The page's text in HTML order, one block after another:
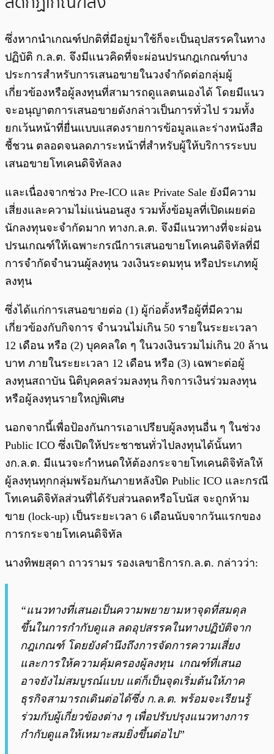
ซึ่งหากนำเกณฑ์ปกติที่มีอยู่มาใช้ก็จะเป็นอุปสรรคในทาง
ปฏิบัติ ก.ล.ต. จึงมีแนวคิดที่จะผ่อนปรนกฎเกณฑ์บาง
ประการสำหรับการเสนอขายในวงจำกัดต่อกลุ่มผู้
เกี่ยวข้องหรือผู้ลงทุนที่สามารถดูแลตนเองได้ โดยมีแนว
จะอนุญาตการเสนอขายดังกล่าวเป็นการทั่วไป รวมทั้ง
ยกเว้นหน้าที่ยื่นแบบแสดงรายการข้อมูลและร่างหนังสือ
ชี้ชวน ตลอดจนลดภาระหน้าที่สำหรับผู้ให้บริการระบบ
เสนอขายโทเคนดิจิทัลลง
และเนื่องจากช่วง Pre-ICO และ Private Sale ยังมีความ
เสี่ยงและความไม่แน่นอนสูง รวมทั้งข้อมูลที่เปิดเผยต่อ
นักลงทุนจะจำกัดมาก ทางก.ล.ต. จึงมีแนวทางที่จะผ่อน
ปรนเกณฑ์ให้เฉพาะกรณีการเสนอขายโทเคนดิจิทัลที่มี
การจำกัดจำนวนผู้ลงทุน วงเงินระดมทุน หรือประเภทผู้
ลงทุน
ซึ่งได้แก่การเสนอขายต่อ (1) ผู้ก่อตั้งหรือผู้ที่มีความ
เกี่ยวข้องกับกิจการ จำนวนไม่เกิน 50 รายในระยะเวลา
12 เดือน หรือ (2) บุคคลใด ๆ ในวงเงินรวมไม่เกิน 20 ล้าน
บาท ภายในระยะเวลา 12 เดือน หรือ (3) เฉพาะต่อผู้
ลงทุนสถาบัน นิติบุคคลร่วมลงทุน กิจการเงินร่วมลงทุน
หรือผู้ลงทุนรายใหญ่พิเศษ
นอกจากนี้เพื่อป้องกันการเอาเปรียบผู้ลงทุนอื่น ๆ ในช่วง
Public ICO ซึ่งเปิดให้ประชาชนทั่วไปลงทุนได้นั้นทา
งก.ล.ต. มีแนวจะกำหนดให้ต้องกระจายโทเคนดิจิทัลให้
ผู้ลงทุนทุกกลุ่มพร้อมกันภายหลังปิด Public ICO และกรณี
โทเคนดิจิทัลส่วนที่ได้รับส่วนลดหรือโบนัส จะถูกห้าม
ขาย (lock-up) เป็นระยะเวลา 6 เดือนนับจากวันแรกของ
การกระจายโทเคนดิจิทัล
นางทิพยสุดา ถาวรามร รองเลขาธิการก.ล.ต. กล่าวว่า:
“แนวทางที่เสนอเป็นความพยายามหาจุดที่สมดุล
ขึ้นในการกำกับดูแล ลดอุปสรรคในทางปฏิบัติจาก
กฎเกณฑ์ โดยยังคำนึงถึงการจัดการความเสี่ยง
และการให้ความคุ้มครองผู้ลงทุน เกณฑ์ที่เสนอ
อาจยังไม่สมบูรณ์แบบ แต่ก็เป็นจุดเริ่มต้นให้ภาค
ธุรกิจสามารถเดินต่อได้ซึ่ง ก.ล.ต. พร้อมจะเรียนรู้
ร่วมกับผู้เกี่ยวข้องต่าง ๆ เพื่อปรับปรุงแนวทางการ
กำกับดูแลให้เหมาะสมยิ่งขึ้นต่อไป”